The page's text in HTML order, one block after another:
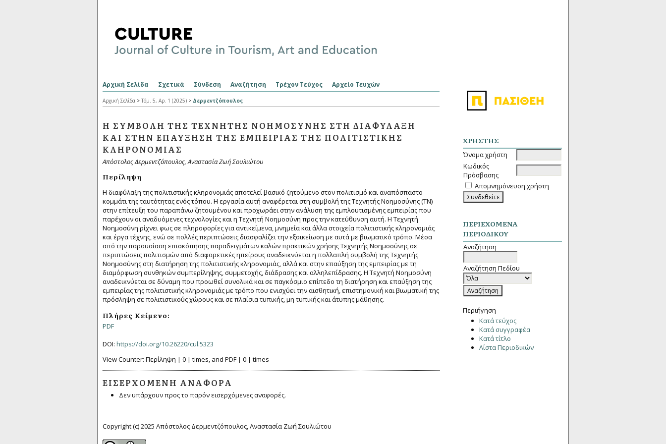
ΧΡΉΣΤΗΣ
Όνομα χρήστη
Κωδικός
Πρόσβασης
Απομνημόνευση χρήστη
ΠΕΡΙΕΧΌΜΕΝΑ
ΠΕΡΙΟΔΙΚΟΎ
Αναζήτηση
Αναζήτηση Πεδίου
Περιήγηση
Κατά τεύχος
Κατά συγγραφέα
Κατά τίτλο
Λίστα Περιοδικών
Αρχική Σελίδα Σχετικά Σύνδεση Αναζήτηση Τρέχον Τεύχος Αρχείο Τευχών
Αρχική Σελίδα > Τόμ. 5, Αρ. 1 (2025) > Δερμεντζόπουλος
Η ΣΥΜΒΟΛΉ ΤΗΣ ΤΕΧΝΗΤΉΣ ΝΟΗΜΟΣΎΝΗΣ ΣΤΗ ΔΙΑΦΎΛΑΞΗ
ΚΑΙ ΣΤΗΝ ΕΠΑΎΞΗΣΗ ΤΗΣ ΕΜΠΕΙΡΊΑΣ ΤΗΣ ΠΟΛΙΤΙΣΤΙΚΉΣ
ΚΛΗΡΟΝΟΜΙΆΣ
Απόστολος Δερμεντζόπουλος, Αναστασία Ζωή Σουλιώτου
Περίληψη
Η διαφύλαξη της πολιτιστικής κληρονομιάς αποτελεί βασικό ζητούμενο στον πολιτισμό και αναπόσπαστο
κομμάτι της ταυτότητας ενός τόπου. Η εργασία αυτή αναφέρεται στη συμβολή της Τεχνητής Νοημοσύνης (ΤΝ)
στην επίτευξη του παραπάνω ζητουμένου και προχωράει στην ανάλυση της εμπλουτισμένης εμπειρίας που
παρέχουν οι αναδυόμενες τεχνολογίες και η Τεχνητή Νοημοσύνη προς την κατεύθυνση αυτή. Η Τεχνητή
Νοημοσύνη ρίχνει φως σε πληροφορίες για αντικείμενα, μνημεία και άλλα στοιχεία πολιτιστικής κληρονομιάς
και έργα τέχνης, ενώ σε πολλές περιπτώσεις διασφαλίζει την εξοικείωση με αυτά με βιωματικό τρόπο. Μέσα
από την παρουσίαση επισκόπησης παραδειγμάτων καλών πρακτικών χρήσης Τεχνητής Νοημοσύνης σε
περιπτώσεις πολιτισμών από διαφορετικές ηπείρους αναδεικνύεται η πολλαπλή συμβολή της Τεχνητής
Νοημοσύνης στη διατήρηση της πολιτιστικής κληρονομιάς, αλλά και στην επαύξηση της εμπειρίας με τη
διαμόρφωση συνθηκών συμπερίληψης, συμμετοχής, διάδρασης και αλληλεπίδρασης. Η Τεχνητή Νοημοσύνη
αναδεικνύεται σε δύναμη που προωθεί συνολικά και σε παγκόσμιο επίπεδο τη διατήρηση και επαύξηση της
εμπειρίας της πολιτιστικής κληρονομιάς με τρόπο που ενισχύει την αισθητική, επιστημονική και βιωματική της
πρόσληψη σε πολιτιστικούς χώρους και σε πλαίσια τυπικής, μη τυπικής και άτυπης μάθησης.
Πλήρες Κείμενο:
PDF
DOI: https://doi.org/10.26220/cul.5323
View Counter: Περίληψη | 0 | times, and PDF | 0 | times
ΕΙΣΕΡΧΌΜΕΝΗ ΑΝΑΦΟΡΆ
Δεν υπάρχουν προς το παρόν εισερχόμενες αναφορές.
Copyright (c) 2025 Απόστολος Δερμεντζόπουλος, Αναστασία Ζωή Σουλιώτου